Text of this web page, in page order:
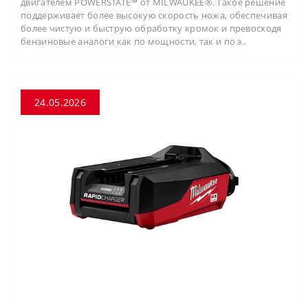
поддерживает более высокую скорость ножа, обеспечивая
более чистую и быструю обработку кромок и превосходя
бензиновые аналоги как по мощности, так и по э..
24.05.2026